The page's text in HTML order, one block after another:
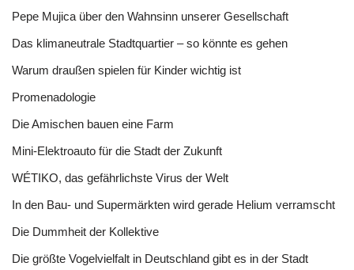
Pepe Mujica über den Wahnsinn unserer Gesellschaft
Das klimaneutrale Stadtquartier – so könnte es gehen
Warum draußen spielen für Kinder wichtig ist
Promenadologie
Die Amischen bauen eine Farm
Mini-Elektroauto für die Stadt der Zukunft
WÉTIKO, das gefährlichste Virus der Welt
In den Bau- und Supermärkten wird gerade Helium verramscht
Die Dummheit der Kollektive
Die größte Vogelvielfalt in Deutschland gibt es in der Stadt